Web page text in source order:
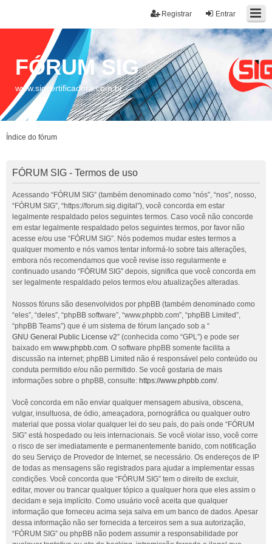
Entrar
Registrar
FÓRUM SIG
www.sigcertificadora.com.br
Índice do fórum
FÓRUM SIG - Termos de uso
Acessando “FÓRUM SIG” (também denominado como “nós”, “nos”, nosso,
“FÓRUM SIG”, “https://forum.sig.digital”), você concorda em estar
legalmente respaldado pelos seguintes termos. Caso você não concorde
em estar legalmente respaldado pelos seguintes termos, por favor não
acesse e/ou use “FÓRUM SIG”. Nós podemos mudar estes termos a
qualquer momento e nós vamos tentar informá-lo sobre tais alterações,
embora nós recomendamos que você revise isso regularmente e
continuado usando “FÓRUM SIG” depois, significa que você concorda em
ser legalmente respaldado pelos termos e/ou atualizações alteradas.
Nossos fóruns são desenvolvidos por phpBB (também denominado como
“eles”, “deles”, “phpBB software”, “www.phpbb.com”, “phpBB Limited”,
“phpBB Teams”) que é um sistema de fórum lançado sob a “
GNU General Public License v2” (conhecida como “GPL”) e pode ser
baixado em www.phpbb.com. O software phpBB somente facilita a
discussão na internet; phpBB Limited não é responsável pelo conteúdo ou
conduta permitido e/ou não permitido. Se você gostaria de mais
informações sobre o phpBB, consulte: https://www.phpbb.com/.
Você concorda em não enviar qualquer mensagem abusiva, obscena,
vulgar, insultuosa, de ódio, ameaçadora, pornográfica ou qualquer outro
material que possa violar qualquer lei do seu país, do país onde “FÓRUM
SIG” está hospedado ou leis internacionais. Se você violar isso, você corre
o risco de ser imediatamente e permanentemente banido, com notificação
do seu Serviço de Provedor de Internet, se necessário. Os endereços de IP
de todas as mensagens são registrados para ajudar a implementar essas
condições. Você concorda que “FÓRUM SIG” tem o direito de excluir,
editar, mover ou trancar qualquer tópico a qualquer hora que eles assim o
decidam e seja implícito. Como usuário você aceita que qualquer
informação que forneceu acima seja salva em um banco de dados. Apesar
dessa informação não ser fornecida a terceiros sem a sua autorização,
“FÓRUM SIG” ou phpBB não podem assumir a responsabilidade por